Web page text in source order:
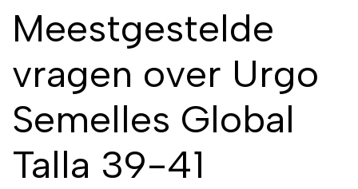
Meestgestelde
vragen over Urgo
Semelles Global
Talla 39-41